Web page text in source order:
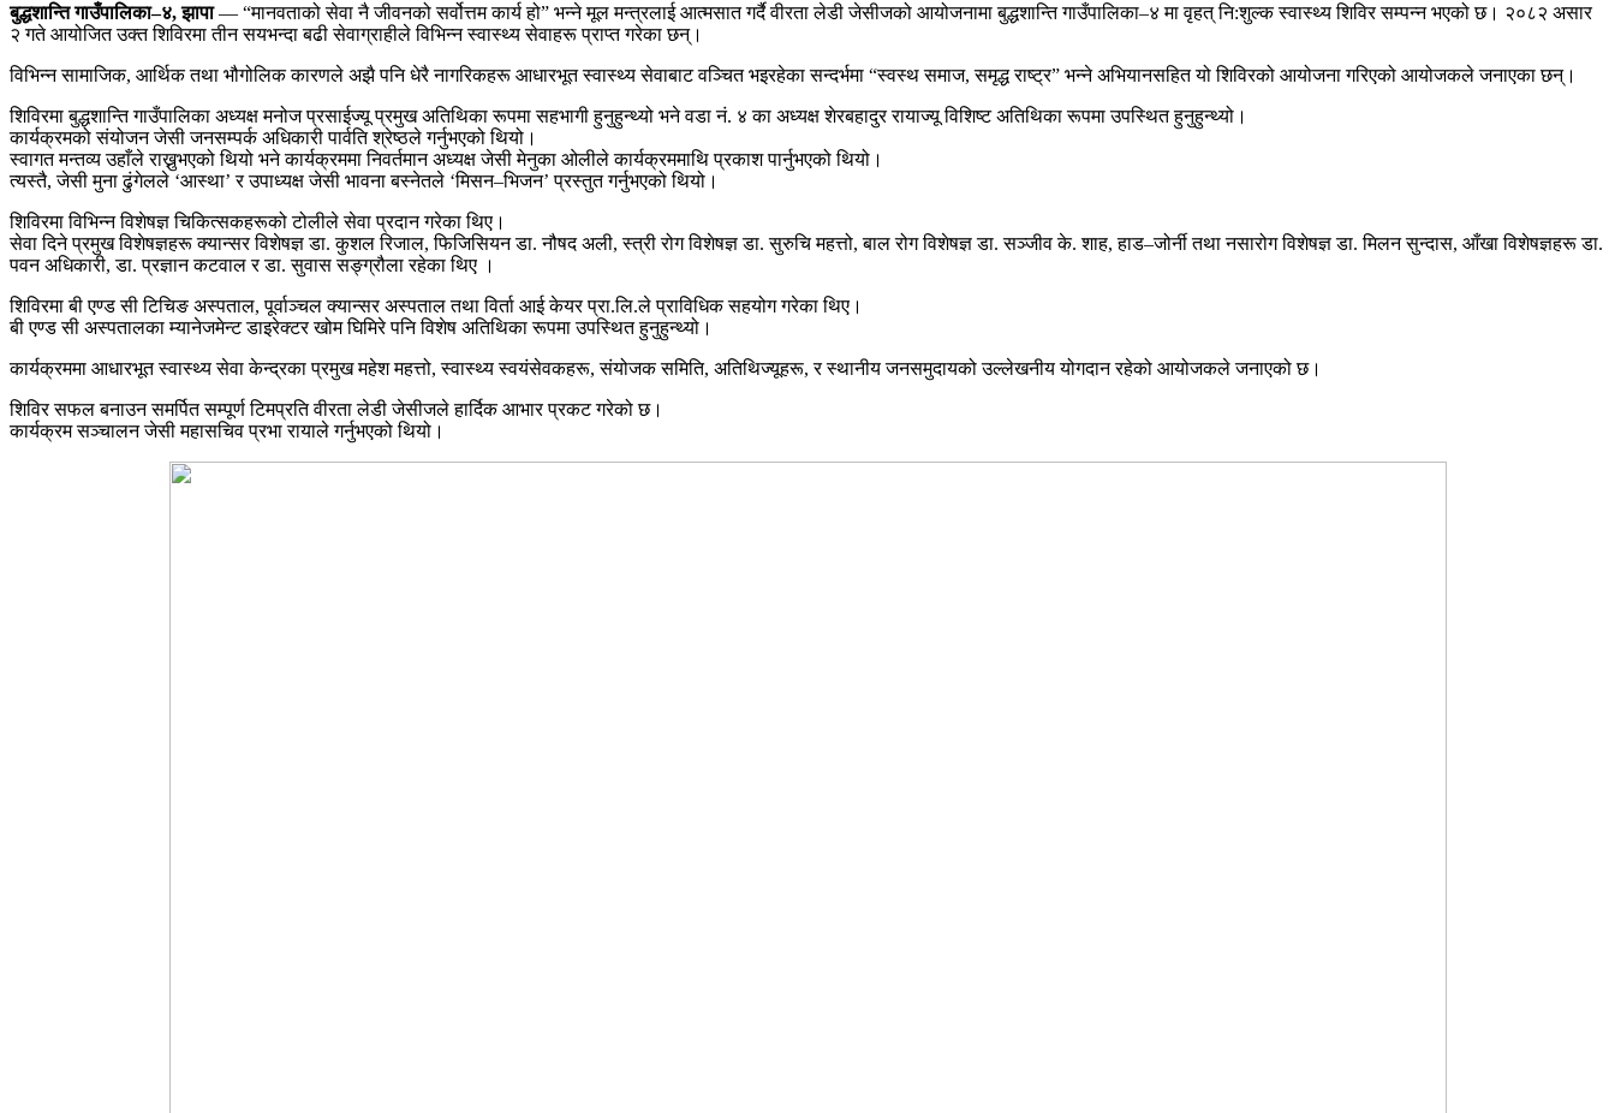
बुद्धशान्ति गाउँपालिका–४, झापा— “मानवताको सेवा नै जीवनको सर्वोत्तम कार्य हो” भन्ने मूल मन्त्रलाई आत्मसात गर्दै वीरता लेडी जेसीजको आयोजनामा बुद्धशान्ति गाउँपालिका–४ मा वृहत् नि:शुल्क स्वास्थ्य शिविर सम्पन्न भएको छ। २०८२ असार
२ गते आयोजित उक्त शिविरमा तीन सयभन्दा बढी सेवाग्राहीले विभिन्न स्वास्थ्य सेवाहरू प्राप्त गरेका छन्।
विभिन्न सामाजिक, आर्थिक तथा भौगोलिक कारणले अझै पनि धेरै नागरिकहरू आधारभूत स्वास्थ्य सेवाबाट वञ्चित भइरहेका सन्दर्भमा “स्वस्थ समाज, समृद्ध राष्ट्र” भन्ने अभियानसहित यो शिविरको आयोजना गरिएको आयोजकले जनाएका छन्।
शिविरमा बुद्धशान्ति गाउँपालिका अध्यक्ष मनोज प्रसाईज्यू प्रमुख अतिथिका रूपमा सहभागी हुनुहुन्थ्यो भने वडा नं. ४ का अध्यक्ष शेरबहादुर रायाज्यू विशिष्ट अतिथिका रूपमा उपस्थित हुनुहुन्थ्यो।
कार्यक्रमको संयोजन जेसी जनसम्पर्क अधिकारी पार्वति श्रेष्ठले गर्नुभएको थियो।
स्वागत मन्तव्य उहाँले राख्नुभएको थियो भने कार्यक्रममा निवर्तमान अध्यक्ष जेसी मेनुका ओलीले कार्यक्रममाथि प्रकाश पार्नुभएको थियो।
त्यस्तै, जेसी मुना ढुंगेलले ‘आस्था’ र उपाध्यक्ष जेसी भावना बस्नेतले ‘मिसन–भिजन’ प्रस्तुत गर्नुभएको थियो।
शिविरमा विभिन्न विशेषज्ञ चिकित्सकहरूको टोलीले सेवा प्रदान गरेका थिए।
सेवा दिने प्रमुख विशेषज्ञहरू क्यान्सर विशेषज्ञ डा. कुशल रिजाल, फिजिसियन डा. नौषद अली, स्त्री रोग विशेषज्ञ डा. सुरुचि महत्तो, बाल रोग विशेषज्ञ डा. सञ्जीव के. शाह, हाड–जोर्नी तथा नसारोग विशेषज्ञ डा. मिलन सुन्दास, आँखा विशेषज्ञहरू डा.
पवन अधिकारी, डा. प्रज्ञान कटवाल र डा. सुवास सङ्ग्रौला रहेका थिए ।
शिविरमा बी एण्ड सी टिचिङ अस्पताल, पूर्वाञ्चल क्यान्सर अस्पताल तथा विर्ता आई केयर प्रा.लि.ले प्राविधिक सहयोग गरेका थिए।
बी एण्ड सी अस्पतालका म्यानेजमेन्ट डाइरेक्टर खोम घिमिरे पनि विशेष अतिथिका रूपमा उपस्थित हुनुहुन्थ्यो।
कार्यक्रममा आधारभूत स्वास्थ्य सेवा केन्द्रका प्रमुख महेश महत्तो, स्वास्थ्य स्वयंसेवकहरू, संयोजक समिति, अतिथिज्यूहरू, र स्थानीय जनसमुदायको उल्लेखनीय योगदान रहेको आयोजकले जनाएको छ।
शिविर सफल बनाउन समर्पित सम्पूर्ण टिमप्रति वीरता लेडी जेसीजले हार्दिक आभार प्रकट गरेको छ।
कार्यक्रम सञ्चालन जेसी महासचिव प्रभा रायाले गर्नुभएको थियो।